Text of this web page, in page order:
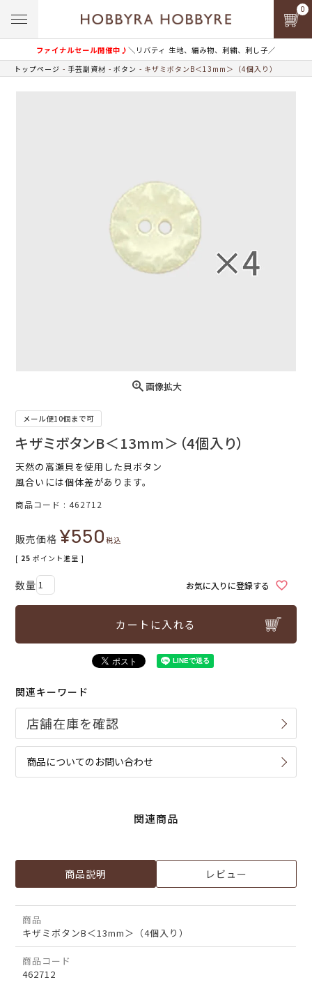
ファイナルセール開催中♪＼リバティ 生地、編み物、刺繍、刺し子／
0
トップページ 手芸副資材 ボタン キザミボタンB＜13mm＞（4個入り）
画像拡大
メール便10個まで可
キザミボタンB＜13mm＞（4個入り）
天然の高瀬貝を使用した貝ボタン
風合いには個体差があります。
商品コード 462712
販売価格 ¥550税込
[ 25 ポイント進呈 ]
お気に入りに登録する
カートに入れる
関連キーワード
商品についてのお問い合わせ
関連商品
商品説明 レビュー
商品
キザミボタンB＜13mm＞（4個入り）
商品コード
462712